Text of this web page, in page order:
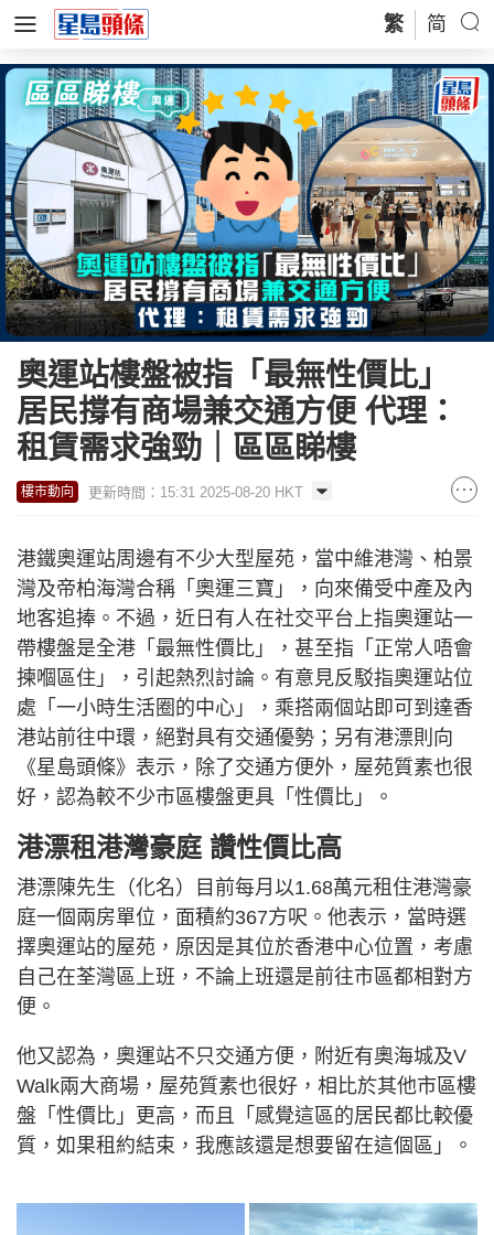
繁 简
奧運站樓盤被指「最無性價比」
居民撐有商場兼交通方便 代理：
租賃需求強勁｜區區睇樓
樓市動向 更新時間：15:31 2025-08-20 HKT
港鐵奧運站周邊有不少大型屋苑，當中維港灣、柏景
灣及帝柏海灣合稱「奧運三寶」，向來備受中產及內
地客追捧。不過，近日有人在社交平台上指奧運站一
帶樓盤是全港「最無性價比」，甚至指「正常人唔會
揀嗰區住」，引起熱烈討論。有意見反駁指奧運站位
處「一小時生活圈的中心」，乘搭兩個站即可到達香
港站前往中環，絕對具有交通優勢；另有港漂則向
《星島頭條》表示，除了交通方便外，屋苑質素也很
好，認為較不少市區樓盤更具「性價比」。
港漂租港灣豪庭 讚性價比高
港漂陳先生（化名）目前每月以1.68萬元租住港灣豪
庭一個兩房單位，面積約367方呎。他表示，當時選
擇奧運站的屋苑，原因是其位於香港中心位置，考慮
自己在荃灣區上班，不論上班還是前往市區都相對方
便。
他又認為，奧運站不只交通方便，附近有奧海城及V
Walk兩大商場，屋苑質素也很好，相比於其他市區樓
盤「性價比」更高，而且「感覺這區的居民都比較優
質，如果租約結束，我應該還是想要留在這個區」。